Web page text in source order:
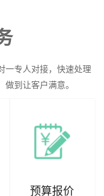
一专人对接，快速处理
到让客户满意。
预算报价